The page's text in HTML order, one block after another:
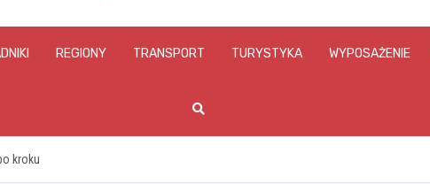
www.wyskocz.pl
REGIONY TRANSPORT TURYSTYKA WYPOSAŻENIE
kroku